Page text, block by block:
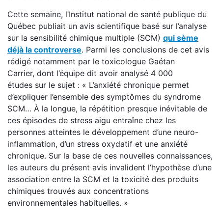
Cette semaine, l’Institut national de santé publique du
Québec publiait un avis scientifique basé sur l’analyse
sur la sensibilité chimique multiple (SCM) qui sème
déjà la controverse. Parmi les conclusions de cet avis
rédigé notamment par le toxicologue Gaétan
Carrier, dont l’équipe dit avoir analysé 4 000
études sur le sujet : « L’anxiété chronique permet
d’expliquer l’ensemble des symptômes du syndrome
SCM… À la longue, la répétition presque inévitable de
ces épisodes de stress aigu entraîne chez les
personnes atteintes le développement d’une neuro-
inflammation, d’un stress oxydatif et une anxiété
chronique. Sur la base de ces nouvelles connaissances,
les auteurs du présent avis invalident l’hypothèse d’une
association entre la SCM et la toxicité des produits
chimiques trouvés aux concentrations
environnementales habituelles. »